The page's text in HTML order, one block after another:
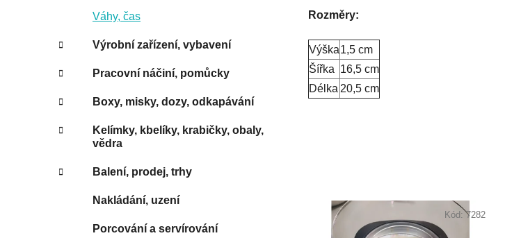
Váhy, čas
Výrobní zařízení, vybavení
Pracovní náčiní, pomůcky
Boxy, misky, dozy, odkapávání
Kelímky, kbelíky, krabičky, obaly,
vědra
Balení, prodej, trhy
Nakládání, uzení
Porcování a servírování
Rozměry:
Výška1,5 cm
Šířka 16,5 cm
Délka 20,5 cm
Kód:7282